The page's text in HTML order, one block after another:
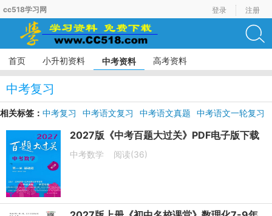
cc518学习网 登录 注册
首页 小升初资料 中考资料 高考资料
中考复习
相关标签： 中考复习 中考语文复习 中考语文真题
中考语文一轮复习
2027版《中考百题大过关》PDF电子版下载
中考数学 阅读(36)